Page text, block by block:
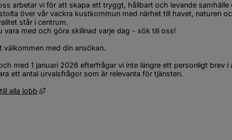
arbetar vi för att skapa ett tryggt, hållbart och levande
över vår vackra kustkommun med närhet till havet, naturen
står i centrum.
vara med och göra skillnad varje dag - sök till oss!
välkommen med din ansökan.
med 1 januari 2026 efterfrågar vi inte längre ett personligt brev
ett antal urvalsfrågor som är relevanta för tjänsten.
alla jobb
Länk till annan webbplats, öppnas i nytt fönster.